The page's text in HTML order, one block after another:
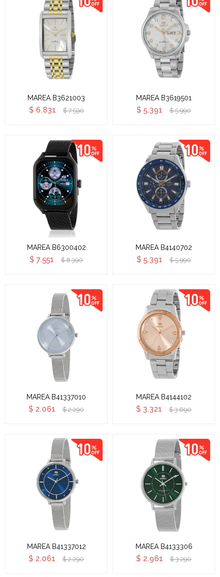
MAREA B3621003
$ 6.831 $ 7.590
MAREA B3619501
$ 5.391 $ 5.990
MAREA B6300402
$ 7.551 $ 8.390
MAREA B4140702
$ 5.391 $ 5.990
MAREA B41337010
$ 2.061 $ 2.290
MAREA B4144102
$ 3.321 $ 3.690
MAREA B41337012
$ 2.061 $ 2.290
MAREA B4133306
$ 2.961 $ 3.290